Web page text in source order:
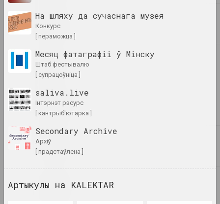
Владимир Соколовский
Жанна Гладко
Ася Булыбенка
2023. персанальная выстава, замежнае падзея
Пастаяннае вызваленне
На шляху да сучаснага музея
конкурс
[ пераможца ]
Месяц фатаграфіі ў Мінску
штаб фестывалю
[ супрацоўніца ]
saliva.live
інтэрнэт рэсурс
[ кантрыб'ютарка ]
Secondary Archive
архіў
[ прадстаўлена ]
Артыкулы на KALEKTAR